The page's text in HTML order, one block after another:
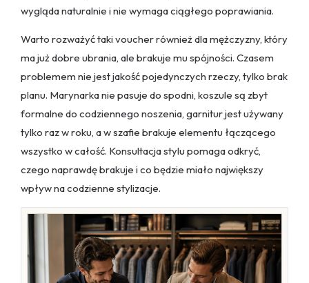
wygląda naturalnie i nie wymaga ciągłego poprawiania.
Warto rozważyć taki voucher również dla mężczyzny, który
ma już dobre ubrania, ale brakuje mu spójności. Czasem
problemem nie jest jakość pojedynczych rzeczy, tylko brak
planu. Marynarka nie pasuje do spodni, koszule są zbyt
formalne do codziennego noszenia, garnitur jest używany
tylko raz w roku, a w szafie brakuje elementu łączącego
wszystko w całość. Konsultacja stylu pomaga odkryć,
czego naprawdę brakuje i co będzie miało największy
wpływ na codzienne stylizacje.